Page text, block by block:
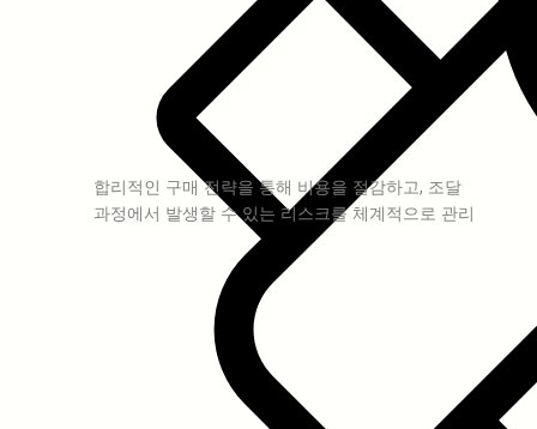
합리적인 구매 전략을 통해 비용을 절감하고, 조달
과정에서 발생할 수 있는 리스크를 체계적으로 관리